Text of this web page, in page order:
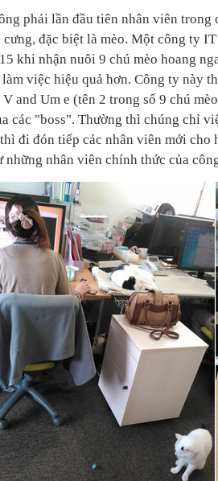
phải lần đầu tiên nhân viên trong
đặc biệt là mèo. Một công ty
khi nhận nuôi 9 chú mèo hoang
việc hiệu quả hơn. Công ty này
V and Um e (tên 2 trong số 9 chú
các "boss". Thường thì chúng chỉ
đi đón tiếp các nhân viên mới
những nhân viên chính thức của